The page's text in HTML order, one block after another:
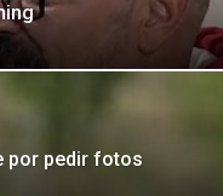
por pedir fotos